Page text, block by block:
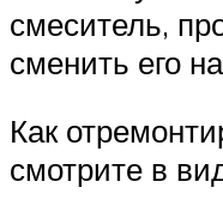
смеситель,
сменить его
Как
смотрите в